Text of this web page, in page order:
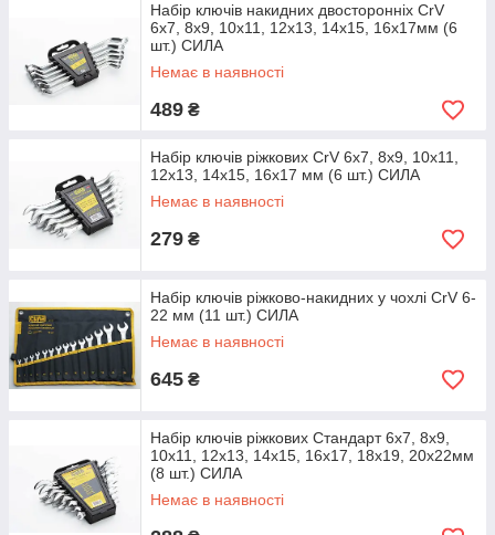
Набір ключів накидних двосторонніх CrV
6х7, 8х9, 10х11, 12х13, 14х15, 16х17мм (6
шт.) СИЛА
Немає в наявності
489 ₴
Набір ключів ріжкових CrV 6x7, 8x9, 10x11,
12x13, 14x15, 16x17 мм (6 шт.) СИЛА
Немає в наявності
279 ₴
Набір ключів ріжково-накидних у чохлі CrV 6-
22 мм (11 шт.) СИЛА
Немає в наявності
645 ₴
Набір ключів ріжкових Стандарт 6x7, 8x9,
10x11, 12x13, 14x15, 16x17, 18х19, 20х22мм
(8 шт.) СИЛА
Немає в наявності